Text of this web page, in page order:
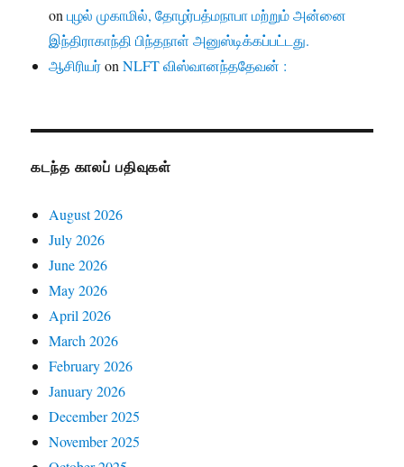
onபுழல் முகாமில், தோழர்பத்மநாபா மற்றும் அன்னை
இந்திராகாந்தி பிந்தநாள் அனுஸ்டிக்கப்பட்டது.
ஆசிரியர்onNLFT விஸ்வானந்ததேவன் :
கடந்த காலப் பதிவுகள்
August 2026
July 2026
June 2026
May 2026
April 2026
March 2026
February 2026
January 2026
December 2025
November 2025